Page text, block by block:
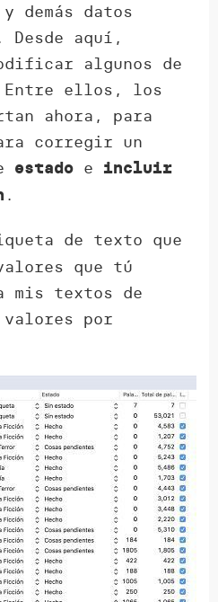
demás datos
Desde aquí,
algunos de
Entre ellos, los
ahora, para
corregir un
estado e incluir
.
de texto que
que tú
mis textos de
por